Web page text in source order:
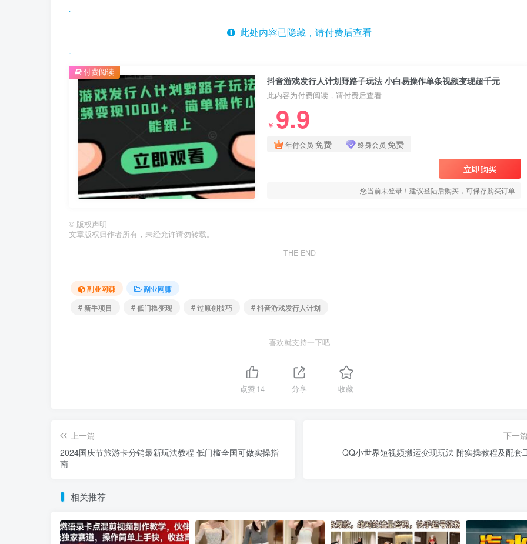
此处内容已隐藏，请付费后查看
抖音游戏发行人计划野路子玩法 小白易操作单条视频变现超千元
此内容为付费阅读，请付费后查看
￥ 9.9
年付会员 免费 终身会员 免费
立即购买
您当前未登录！建议登陆后购买，可保存购买订单
付费阅读
© 版权声明
文章版权归作者所有，未经允许请勿转载。
THE END
副业网赚
副业网赚
# 新手项目
# 低门槛变现 # 过原创技巧 # 抖音游戏发行人计划
喜欢就支持一下吧
点赞14 分享 收藏
上一篇
2024国庆节旅游卡分销最新玩法教程 低门槛全国可做实操指
南
下一
QQ小世界短视频搬运变现玩法 附实操教程及配套
相关推荐